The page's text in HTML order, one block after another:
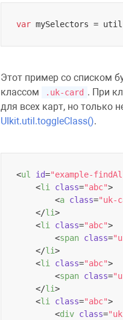
var mySelectors =
Этот пример со списком
классом
.uk-card . При
для всех карт, но только
UIkit.util.toggleClass().
<ul id="example-
<li class="abc">
<a class="uk-
</li>
<li class="abc">
<span class=
</li>
<li class="abc">
<span class=
</li>
<li class="abc">
<div class=